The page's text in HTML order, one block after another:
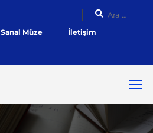
Sanal Müze
İletişim